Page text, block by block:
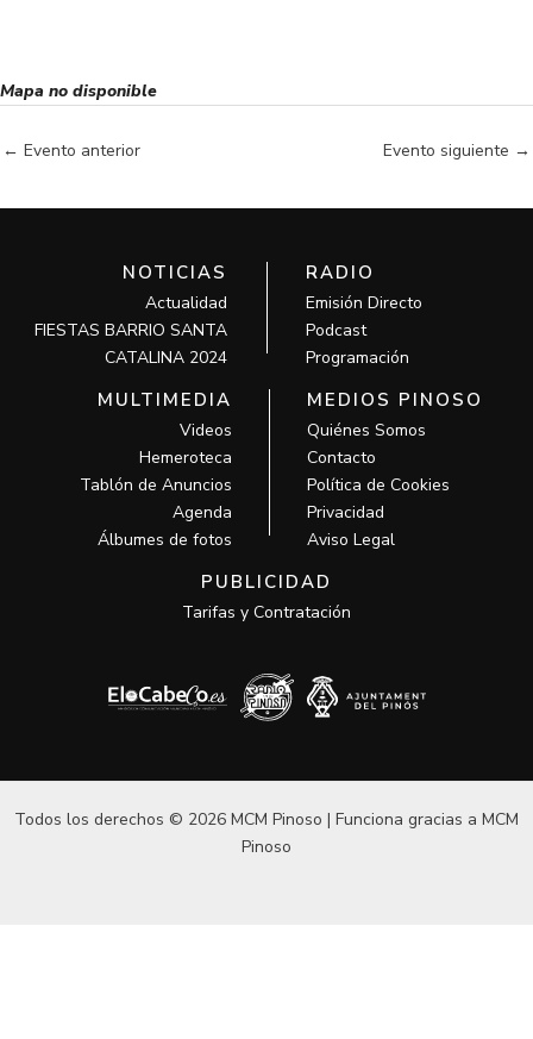
Mapa no disponible
← Evento anterior Evento siguiente →
NOTICIAS
Actualidad
FIESTAS BARRIO SANTA
CATALINA 2024
RADIO
Emisión Directo
Podcast
Programación
MULTIMEDIA
Videos
Hemeroteca
Tablón de Anuncios
Agenda
Álbumes de fotos
MEDIOS PINOSO
Quiénes Somos
Contacto
Política de Cookies
Privacidad
Aviso Legal
PUBLICIDAD
Tarifas y Contratación
Todos los derechos © 2026 MCM Pinoso | Funciona gracias a MCM
Pinoso